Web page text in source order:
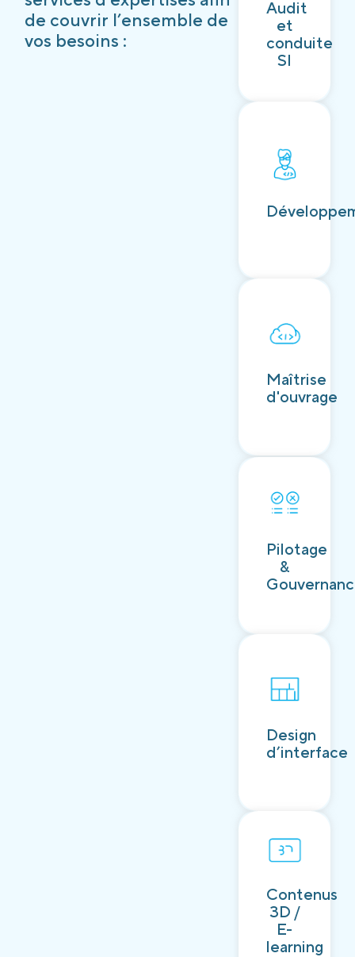
de couvrir l’ensemble de
vos besoins :
Audit
et
conduite
SI
Découvrir
Maîtrise
d'ouvrage
Pilotage
&
Découvrir
Design
d’interface
Contenus
3D /
E-
learning
Découvrir